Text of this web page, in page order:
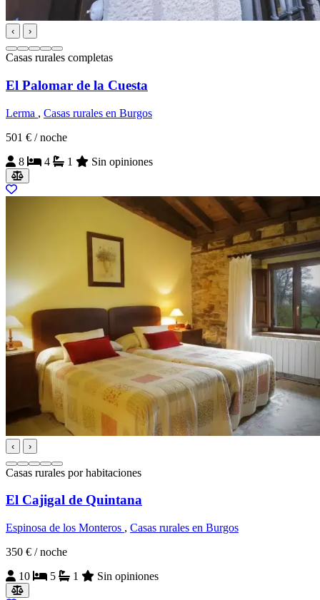
‹ ›
Casas rurales completas
El Palomar de la Cuesta
Lerma , Casas rurales en Burgos
501 € / noche
8
4 1 Sin opiniones
‹ ›
Casas rurales por habitaciones
El Cajigal de Quintana
Espinosa de los Monteros , Casas rurales en Burgos
350 € / noche
10
5 1 Sin opiniones